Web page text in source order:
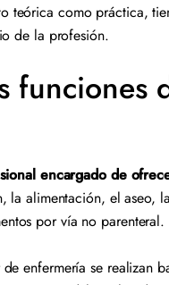
teórica como práctica,
de la profesión.
funciones
encargado de
la alimentación, el aseo,
por vía no parenteral.
enfermería se realizan